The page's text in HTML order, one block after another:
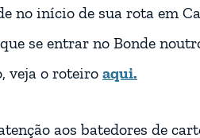
no início de sua rota em
se entrar no Bonde
veja o roteiro aqui.
aos batedores de